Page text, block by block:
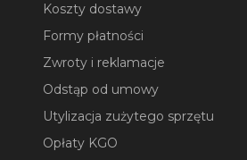
Koszty dostawy
Formy płatności
Zwroty i reklamacje
Odstąp od umowy
Utylizacja zużytego sprzętu
Opłaty KGO